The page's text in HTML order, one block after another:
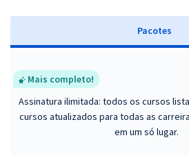
Pacotes
Mais completo!
Assinatura ilimitada: todos os cursos
cursos atualizados para todas as
em um só lugar.